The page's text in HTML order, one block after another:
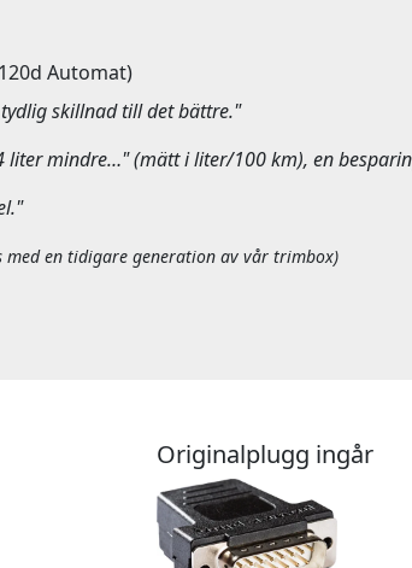
Automat)
skillnad till det bättre."
mindre…" (mätt i liter/100 km), en
en tidigare generation av vår trimbox)
Originalplugg ingår